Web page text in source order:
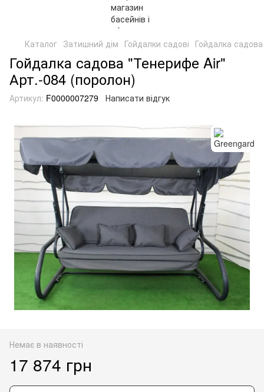
Каталог Затишний дім Гойдалки садові Гойдалка
Гойдалка садова "Тенерифе Air"
Арт.-084 (поролон)
Артикул: F0000007279 Написати відгук
Немає в наявності
17 874 грн